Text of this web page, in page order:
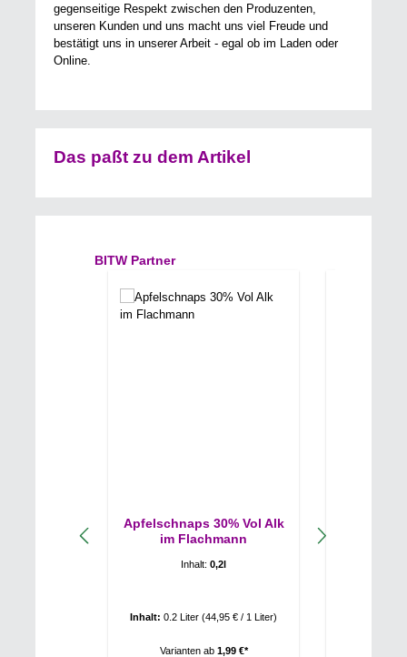
gegenseitige Respekt zwischen den Produzenten,
unseren Kunden und uns macht uns viel Freude und
bestätigt uns in unserer Arbeit - egal ob im Laden oder
Online.
Das paßt zu dem Artikel
Produktgalerie überspringen
BITW Partner
Apfelschnaps 30% Vol Alk
im Flachmann
Inhalt: 0,2l
Inhalt: 0.2 Liter (44,95 € / 1 Liter)
Varianten ab1,99 €*